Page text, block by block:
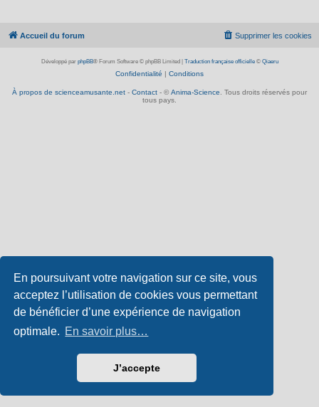
En poursuivant votre navigation sur ce site, vous
acceptez l’utilisation de cookies vous permettant
de bénéficier d’une expérience de navigation
optimale. En savoir plus…
J’accepte
Accueil du forum Supprimer les cookies
Développé par phpBB® Forum Software © phpBB Limited Traduction française officielle© Qiaeru
Confidentialité | Conditions
À propos de scienceamusante.net - Contact - © Anima-Science. Tous droits réservés pour
tous pays.